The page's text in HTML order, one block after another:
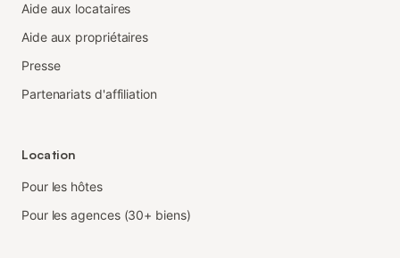
Aide aux locataires
Aide aux propriétaires
Presse
Partenariats d'affiliation
Location
Pour les hôtes
Pour les agences (30+ biens)